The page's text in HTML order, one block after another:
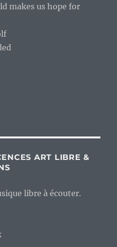
makes us hope for
ART LIBRE &
libre à écouter.